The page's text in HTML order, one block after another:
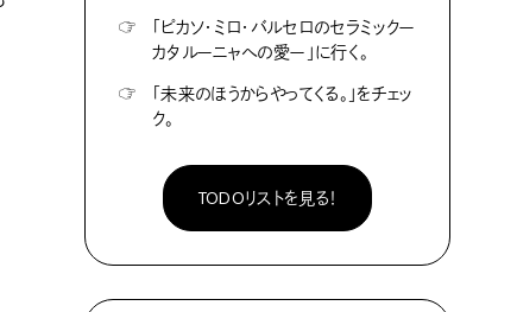
☞
「ピカソ・ミロ・バルセロのセラミックー
カタルーニャへの愛ー」に行く。
☞
「未来のほうからやってくる。」をチェッ
ク。
TODOリストを見る！